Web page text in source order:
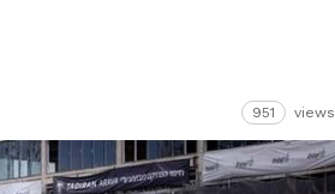
951 views